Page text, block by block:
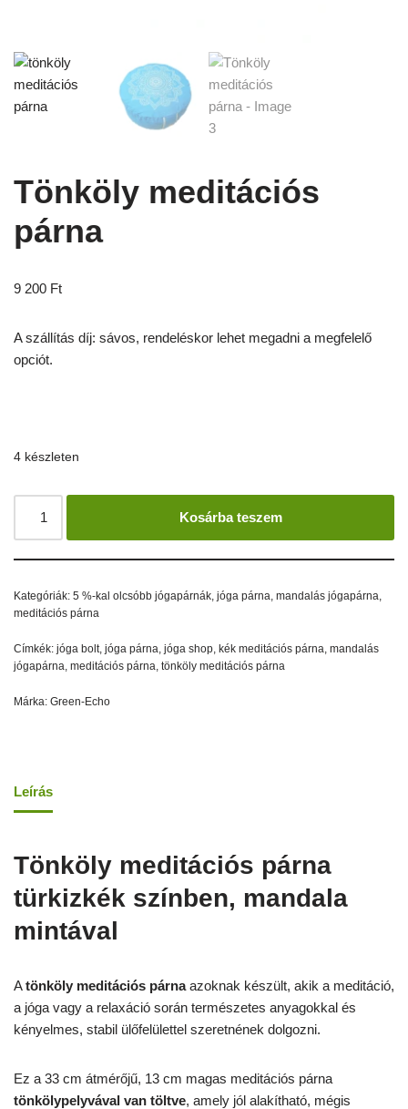
Tönköly meditációs
párna
9 200 Ft
A szállítás díj: sávos, rendeléskor lehet megadni a megfelelő
opciót.
4 készleten
Kosárba teszem
Kategóriák: 5 %-kal olcsóbb jógapárnák jóga párna mandalás jógapárna
meditációs párna
Címkék: jóga bolt jóga párna jóga shop kék meditációs párna mandalás
jógapárna meditációs párna tönköly meditációs párna
Márka: Green-Echo
Leírás
Tönköly meditációs párna
türkizkék színben, mandala
mintával
Atönköly meditációs párnaazoknak készült, akik a meditáció,
a jóga vagy a relaxáció során természetes anyagokkal és
kényelmes, stabil ülőfelülettel szeretnének dolgozni.
Ez a 33 cm átmérőjű, 13 cm magas meditációs párna
tönkölypelyvával van töltve, amely jól alakítható, mégis